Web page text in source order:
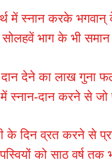
में स्नान करके
भाग के भी समान
दान देने का लाख गुना
स्नान-दान करने से जो
के दिन व्रत करने से
को साठ वर्ष